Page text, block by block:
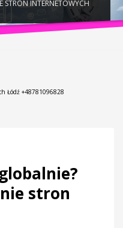
STRON INTERNETOWYCH
Łódź +48781096828
stron